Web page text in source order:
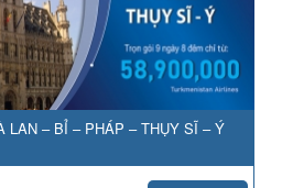
LAN – BỈ – PHÁP – THỤY SĨ – Ý